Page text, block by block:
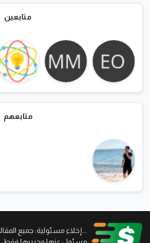
متابعين
متابعهم
...إخلاء مسئولية: جميع